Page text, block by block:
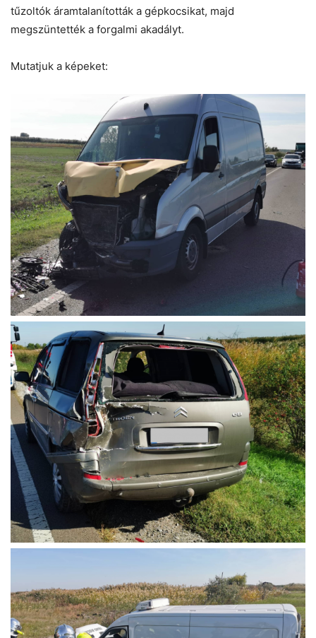
tűzoltók áramtalanították a gépkocsikat, majd
megszüntették a forgalmi akadályt.
Mutatjuk a képeket: